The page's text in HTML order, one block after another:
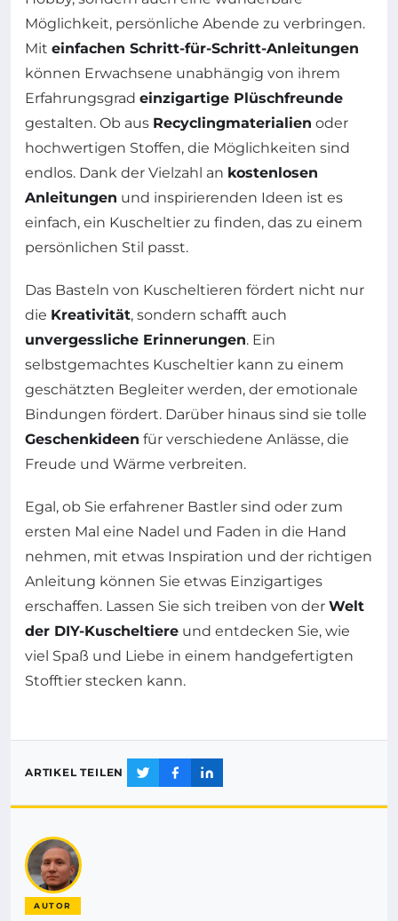
Möglichkeit, persönliche Abende zu verbringen.
Mit einfachen Schritt-für-Schritt-Anleitungen
können Erwachsene unabhängig von ihrem
Erfahrungsgrad einzigartige Plüschfreunde
gestalten. Ob aus Recyclingmaterialien oder
hochwertigen Stoffen, die Möglichkeiten sind
endlos. Dank der Vielzahl an kostenlosen
Anleitungen und inspirierenden Ideen ist es
einfach, ein Kuscheltier zu finden, das zu einem
persönlichen Stil passt.
Das Basteln von Kuscheltieren fördert nicht nur
die Kreativität, sondern schafft auch
unvergessliche Erinnerungen. Ein
selbstgemachtes Kuscheltier kann zu einem
geschätzten Begleiter werden, der emotionale
Bindungen fördert. Darüber hinaus sind sie tolle
Geschenkideen für verschiedene Anlässe, die
Freude und Wärme verbreiten.
Egal, ob Sie erfahrener Bastler sind oder zum
ersten Mal eine Nadel und Faden in die Hand
nehmen, mit etwas Inspiration und der richtigen
Anleitung können Sie etwas Einzigartiges
erschaffen. Lassen Sie sich treiben von der Welt
der DIY-Kuscheltiere und entdecken Sie, wie
viel Spaß und Liebe in einem handgefertigten
Stofftier stecken kann.
ARTIKEL TEILEN
AUTOR